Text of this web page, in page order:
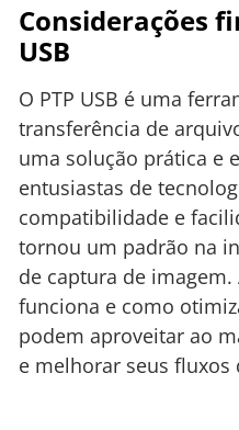
Considerações
USB
O PTP USB é uma
transferência de
uma solução prática e
entusiastas de
compatibilidade e
tornou um padrão na
de captura de
funciona e como
podem aproveitar ao
e melhorar seus